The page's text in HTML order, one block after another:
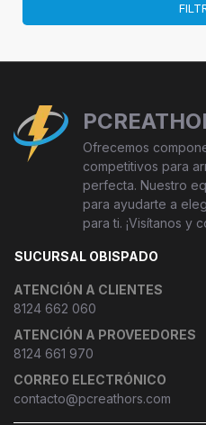
Ofrecemos
competitivos para
perfecta. Nuestro
para ayudarte a
para ti. ¡Visítanos y
SUCURSAL OBISPADO
ATENCIÓN A CLIENTES
8124 662 060
ATENCIÓN A PROVEEDORES
8124 661 970
CORREO ELECTRÓNICO
contacto@pcreathors.com